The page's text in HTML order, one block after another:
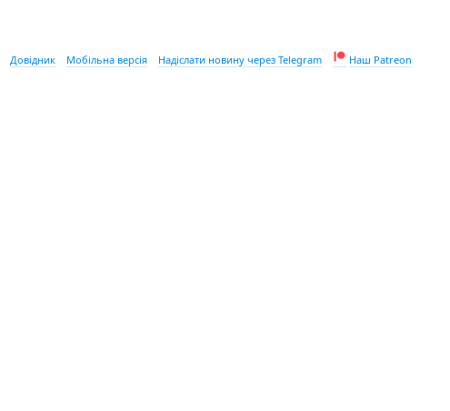
Довідник Мобільна версія Надіслати новину через Telegram Наш Patreon